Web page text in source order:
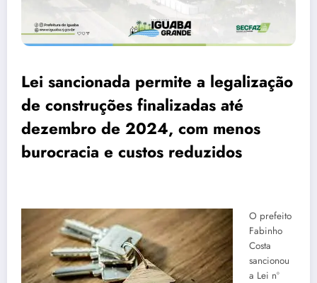
Lei sancionada permite a legalização
de construções finalizadas até
dezembro de 2024, com menos
burocracia e custos reduzidos
O prefeito
Fabinho
Costa
sancionou
a Lei nº